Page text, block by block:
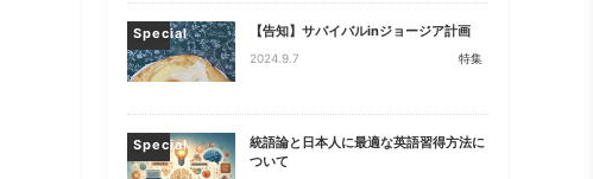
Special 【告知】サバイバルinジョージア計画
2024.9.7 特集
Special
統語論と日本人に最適な英語習得方法に
ついて